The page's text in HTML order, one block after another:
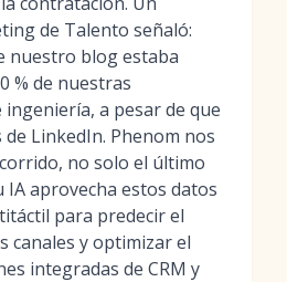
de Talento señaló:
nuestro blog estaba
% de nuestras
a pesar de que
LinkedIn. Phenom nos
no solo el último
IA aprovecha estos datos
para predecir el
canales y optimizar el
integradas de CRM y